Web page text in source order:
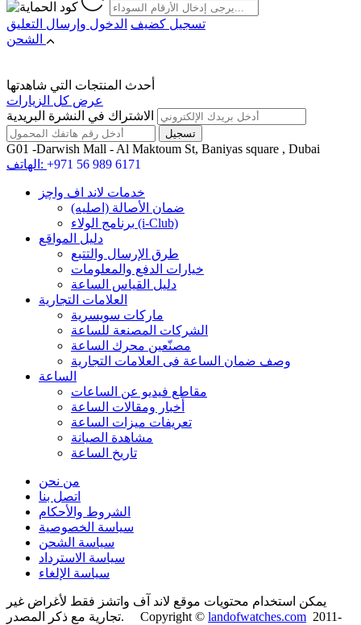
تسجيل كضيف الدخول وإرسال التعليق
أحدث المنتجات التي شاهدتها
عرض كل الزيارات
الاشتراك في النشرة البريدية
G01 -Darwish Mall - Al Maktoum St, Baniyas square , Dubai
الهاتف: +971 56 989 6171
خدمات لاند اف واچز
ضمان الأصالة (اصلیه)
برنامج الولاء (i-Club)
دليل المواقع
طرق الإرسال والتتبع
خيارات الدفع والمعلومات
دليل القياس الساعة
العلامات التجارية
ماركات سويسرية
الشركات المصنعة للساعة
مصنّعين محرك الساعة
وصف ضمان الساعة فی العلامات التجارية
الساعة
مقاطع فيديو عن الساعات
أخبار ومقالات الساعة
تعريفات ميزات الساعة
مشاهدة الصيانة
تاريخ الساعة
من نحن
اتصل بنا
الشروط والأحكام
سياسة الخصوصية
سياسة الشحن
سياسة الاسترداد
سياسة الإلغاء
يمكن استخدام محتويات موقع لاند آف واتشز فقط لأغراض غير
تجارية مع ذكر المصدر. Copyright © landofwatches.com 2011-